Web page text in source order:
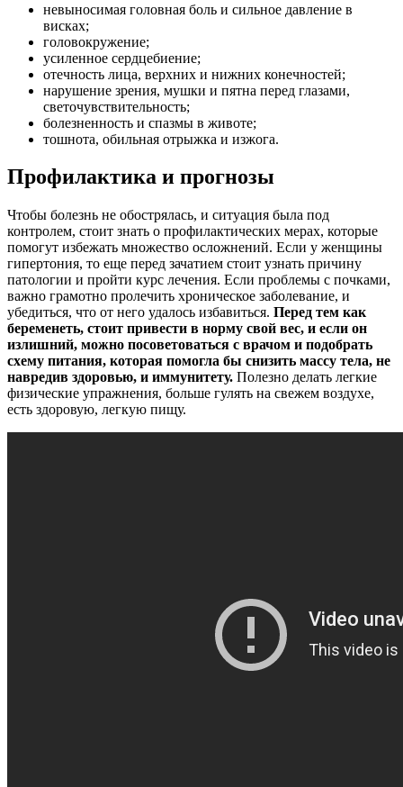
невыносимая головная боль и сильное давление в
висках;
головокружение;
усиленное сердцебиение;
отечность лица, верхних и нижних конечностей;
нарушение зрения, мушки и пятна перед глазами,
светочувствительность;
болезненность и спазмы в животе;
тошнота, обильная отрыжка и изжога.
Профилактика и прогнозы
Чтобы болезнь не обострялась, и ситуация была под
контролем, стоит знать о профилактических мерах, которые
помогут избежать множество осложнений. Если у женщины
гипертония, то еще перед зачатием стоит узнать причину
патологии и пройти курс лечения. Если проблемы с почками,
важно грамотно пролечить хроническое заболевание, и
убедиться, что от него удалось избавиться. Перед тем как
беременеть, стоит привести в норму свой вес, и если он
излишний, можно посоветоваться с врачом и подобрать
схему питания, которая помогла бы снизить массу тела, не
навредив здоровью, и иммунитету. Полезно делать легкие
физические упражнения, больше гулять на свежем воздухе,
есть здоровую, легкую пищу.